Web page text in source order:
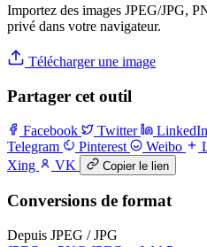
Importez des images JPEG/JPG,
privé dans votre navigateur.
Télécharger une image
Partager cet outil
Facebook Twitter LinkedIn
Telegram
Pinterest Weibo
Xing
VK Copier le lien
Conversions de format
Depuis JPEG / JPG